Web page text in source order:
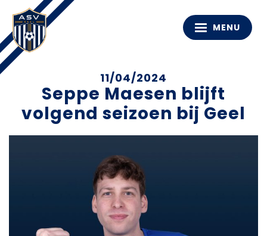
MENU
11/04/2024
Seppe Maesen blijft
volgend seizoen bij Geel